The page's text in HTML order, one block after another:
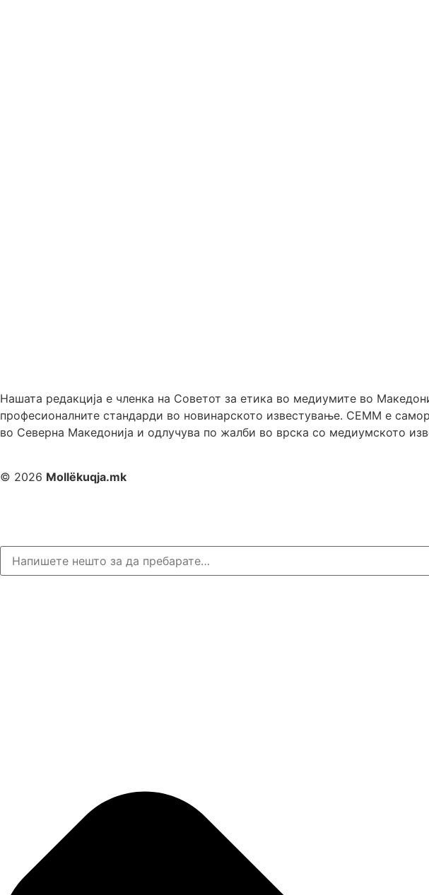
Нашата редакција е членка на Советот за етика во медиумите во
професионалните стандарди во новинарското известување. СЕММ е
во Северна Македонија и одлучува по жалби во врска со медиумското
© 2026 Mollëkuqja.mk